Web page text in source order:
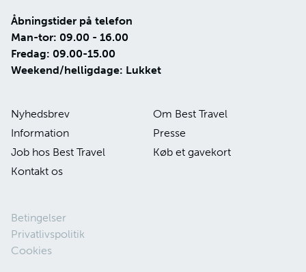
Åbningstider på telefon
Man-tor: 09.00 - 16.00
Fredag: 09.00-15.00
Weekend/helligdage: Lukket
Nyhedsbrev
Om Best Travel
Information
Presse
Job hos Best Travel
Køb et gavekort
Kontakt os
Betingelser
Privatlivspolitik
Cookies